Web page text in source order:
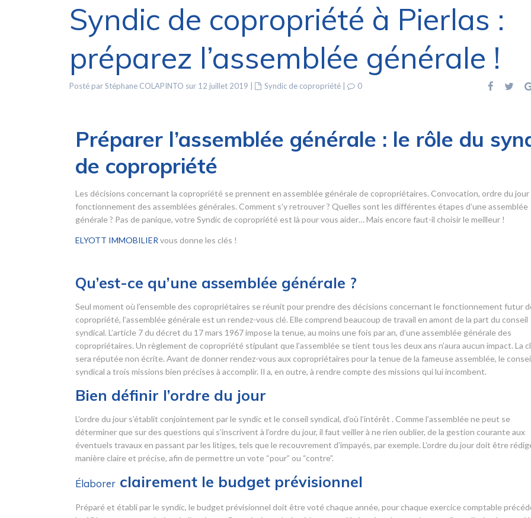
Syndic de copropriété à Pierlas :
préparez l’assemblée générale !
Posté par Stéphane COLAPINTO sur 12 juillet 2019 Syndic de copropriété 0
Préparer l’assemblée générale : le rôle du
de copropriété
Les décisions concernant la copropriété se prennent en assemblée générale de copropriétaires. Convocation, ordre du
fonctionnement des assemblées générales. Comment s’y retrouver ? Quelles sont les différentes étapes d’une assemblée
générale ? Pas de panique, votre Syndic de copropriété est là pour vous aider… Mais encore faut-il choisir le meilleur !
ELYOTT IMMOBILIER vous donne les clés !
Qu’est-ce qu’une assemblée générale ?
Seul moment où l’ensemble des copropriétaires se réunit pour prendre des décisions concernant le fonctionnement futur
copropriété, l’assemblée générale est un rendez-vous clé. Elle comprend beaucoup de travail en amont de la part du conseil
syndical. L’article 7 du décret du 17 mars 1967 impose la tenue, au moins une fois par an, d’une assemblée générale des
copropriétaires. Un règlement de copropriété stipulant que l’assemblée se tient tous les deux ans n’aura aucun impact. La
sera réputée non écrite. Avant de donner rendez-vous aux copropriétaires pour la tenue de la fameuse assemblée, le
syndical a trois missions bien précises à accomplir. Il a, en outre, à rendre compte des missions qui lui incombent.
Bien définir l’ordre du jour
L’ordre du jour s’établit conjointement par le syndic et le conseil syndical, d’où l’intérêt . Comme l’assemblée ne peut se
déterminer que sur des questions qui s’inscrivent à l’ordre du jour, il faut veiller à ne rien oublier, de la gestion courante aux
éventuels travaux en passant par les litiges, tels que le recouvrement d’impayés, par exemple. L’ordre du jour doit être
manière claire et précise, afin de permettre un vote “pour” ou “contre”.
Élaborer clairement le budget prévisionnel
Préparé et établi par le syndic, le budget prévisionnel doit être voté chaque année, pour chaque exercice comptable